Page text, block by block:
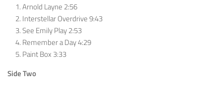
Arnold Layne 2:56
Interstellar Overdrive 9:43
See Emily Play 2:53
Remember a Day 4:29
Paint Box 3:33
Side Two